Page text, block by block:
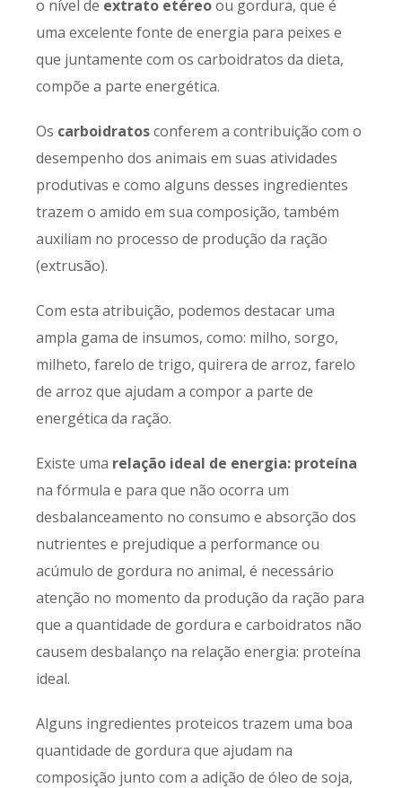
o nível de extrato etéreoou gordura, que é
uma excelente fonte de energia para peixes e
que juntamente com os carboidratos da dieta,
compõe a parte energética.
Os carboidratosconferem a contribuição com o
desempenho dos animais em suas atividades
produtivas e como alguns desses ingredientes
trazem o amido em sua composição, também
auxiliam no processo de produção da ração
(extrusão).
Com esta atribuição, podemos destacar uma
ampla gama de insumos, como: milho, sorgo,
milheto, farelo de trigo, quirera de arroz, farelo
de arroz que ajudam a compor a parte de
energética da ração.
Existe uma relação ideal de energia: proteína
na fórmula e para que não ocorra um
desbalanceamento no consumo e absorção dos
nutrientes e prejudique a performance ou
acúmulo de gordura no animal, é necessário
atenção no momento da produção da ração para
que a quantidade de gordura e carboidratos não
causem desbalanço na relação energia: proteína
ideal.
Alguns ingredientes proteicos trazem uma boa
quantidade de gordura que ajudam na
composição junto com a adição de óleo de soja,